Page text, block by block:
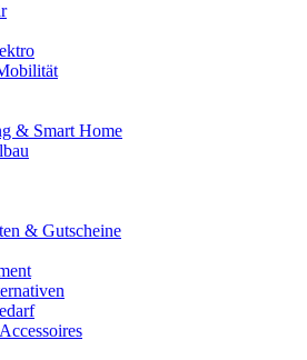
& Smart Home
& Gutscheine